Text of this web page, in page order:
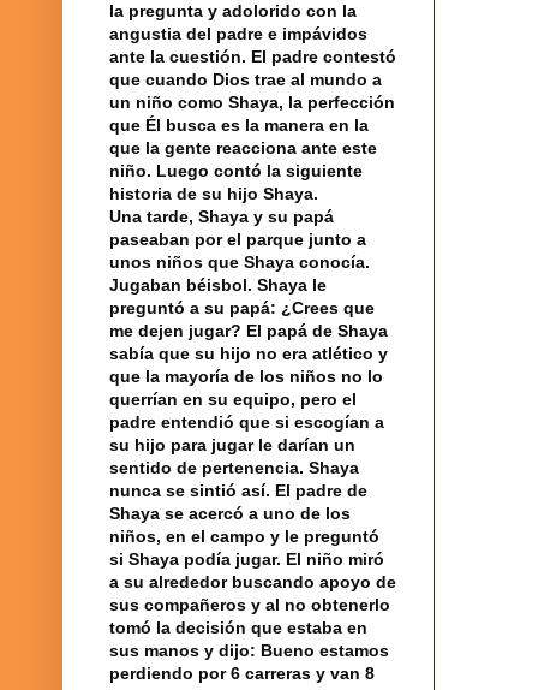
la pregunta y adolorido con la
angustia del padre e impávidos
ante la cuestión. El padre contestó
que cuando Dios trae al mundo a
un niño como Shaya, la perfección
que Él busca es la manera en la
que la gente reacciona ante este
niño. Luego contó la siguiente
historia de su hijo Shaya.
Una tarde, Shaya y su papá
paseaban por el parque junto a
unos niños que Shaya conocía.
Jugaban béisbol. Shaya le
preguntó a su papá: ¿Crees que
me dejen jugar? El papá de Shaya
sabía que su hijo no era atlético y
que la mayoría de los niños no lo
querrían en su equipo, pero el
padre entendió que si escogían a
su hijo para jugar le darían un
sentido de pertenencia. Shaya
nunca se sintió así. El padre de
Shaya se acercó a uno de los
niños, en el campo y le preguntó
si Shaya podía jugar. El niño miró
a su alrededor buscando apoyo de
sus compañeros y al no obtenerlo
tomó la decisión que estaba en
sus manos y dijo: Bueno estamos
perdiendo por 6 carreras y van 8